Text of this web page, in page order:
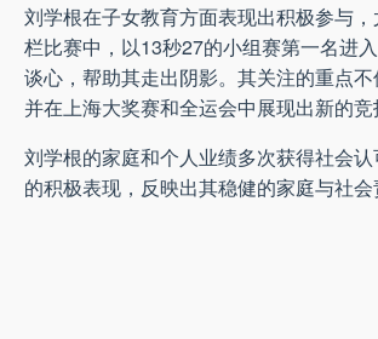
刘学根在子女教育方面表现出积极参与
栏比赛中，以13秒27的小组赛第一名进
谈心，帮助其走出阴影。其关注的重点
并在上海大奖赛和全运会中展现出新的
刘学根的家庭和个人业绩多次获得社会
的积极表现，反映出其稳健的家庭与社会